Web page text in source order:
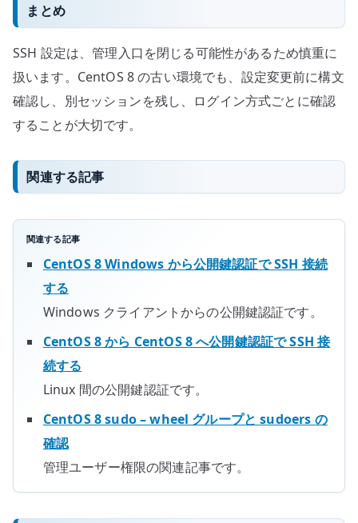
まとめ
SSH 設定は、管理入口を閉じる可能性があるため慎重に
扱います。CentOS 8 の古い環境でも、設定変更前に構文
確認し、別セッションを残し、ログイン方式ごとに確認
することが大切です。
関連する記事
関連する記事
CentOS 8 Windows から公開鍵認証で SSH 接続
する
Windows クライアントからの公開鍵認証です。
CentOS 8 から CentOS 8 へ公開鍵認証で SSH 接
続する
Linux 間の公開鍵認証です。
CentOS 8 sudo – wheel グループと sudoers の
確認
管理ユーザー権限の関連記事です。